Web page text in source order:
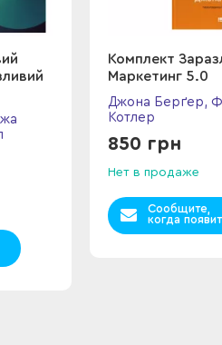
Комплект
Маркетинг 5.0
Джона Берґер,
Котлер
850 грн
Нет в продаже
Сообщите,
когда